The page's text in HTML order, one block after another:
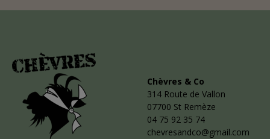
Chèvres & Co
314 Route de Vallon
07700 St Remèze
04 75 92 35 74
chevresandco@gmail.com